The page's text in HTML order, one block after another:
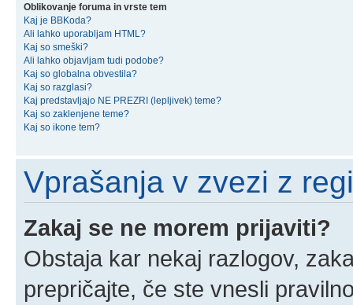
Oblikovanje foruma in vrste tem
Kaj je BBKoda?
Ali lahko uporabljam HTML?
Kaj so smeški?
Ali lahko objavljam tudi podobe?
Kaj so globalna obvestila?
Kaj so razglasi?
Kaj predstavljajo NE PREZRI (lepljivek) teme?
Kaj so zaklenjene teme?
Kaj so ikone tem?
Vprašanja v zvezi z
Zakaj se ne morem prijaviti?
Obstaja kar nekaj razlogov,
prepričajte, če ste vnesli